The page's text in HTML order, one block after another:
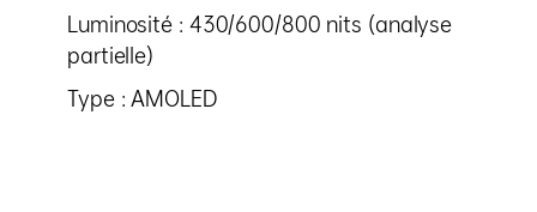
Luminosité : 430/600/800 nits (analyse
partielle)
Type : AMOLED